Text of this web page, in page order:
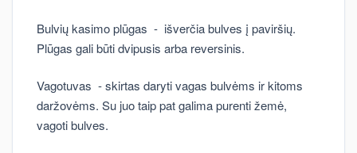
Bulvių kasimo plūgas - išverčia bulves į paviršių.
Plūgas gali būti dvipusis arba reversinis.
Vagotuvas - skirtas daryti vagas bulvėms ir kitoms
daržovėms. Su juo taip pat galima purenti žemė,
vagoti bulves.